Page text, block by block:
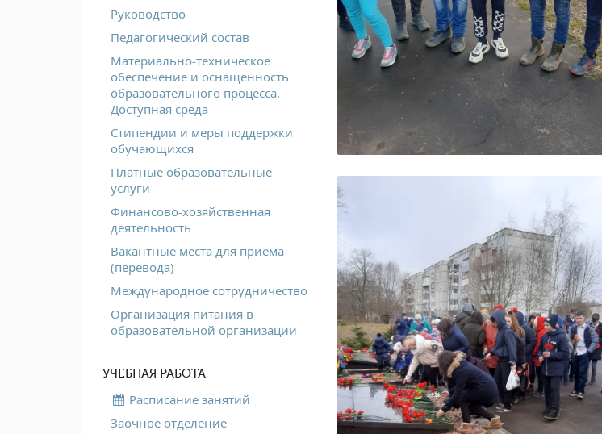
Руководство
Педагогический состав
Материально-техническое
обеспечение и оснащенность
образовательного процесса.
Доступная среда
Стипендии и меры поддержки
обучающихся
Платные образовательные
услуги
Финансово-хозяйственная
деятельность
Вакантные места для приёма
(перевода)
Международное сотрудничество
Организация питания в
образовательной организации
УЧЕБНАЯ РАБОТА
Расписание занятий
Заочное отделение